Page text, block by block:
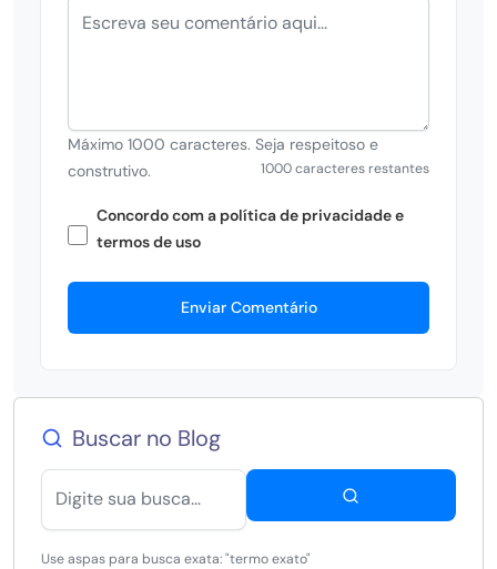
Máximo 1000 caracteres. Seja respeitoso e
construtivo.
1000 caracteres restantes
Concordo com a política de privacidade e
termos de uso
Enviar Comentário
Buscar no Blog
Use aspas para busca exata: "termo exato"